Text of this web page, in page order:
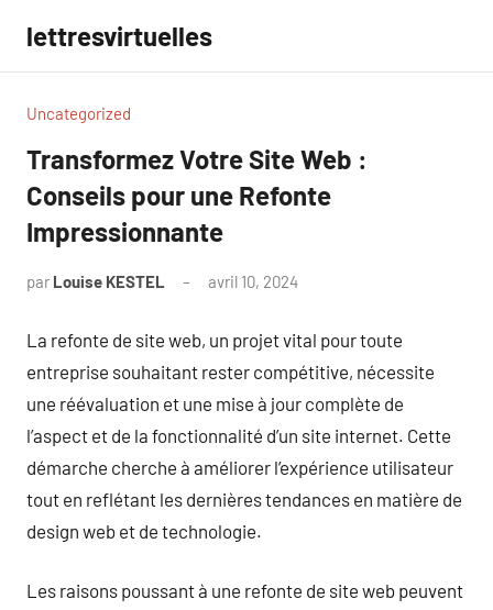
contenu
lettresvirtuelles
Uncategorized
Transformez Votre Site Web :
Conseils pour une Refonte
Impressionnante
par Louise KESTEL avril 10, 2024
La refonte de site web, un projet vital pour toute
entreprise souhaitant rester compétitive, nécessite
une réévaluation et une mise à jour complète de
l’aspect et de la fonctionnalité d’un site internet. Cette
démarche cherche à améliorer l’expérience utilisateur
tout en reflétant les dernières tendances en matière de
design web et de technologie.
Les raisons poussant à une refonte de site web peuvent